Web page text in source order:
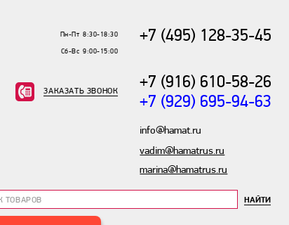
+7 (495) 128-35-45
+7 (916) 610-58-26
+7 (929) 695-94-63
info@hamat.ru
vadim@hamatrus.ru
marina@hamatrus.ru
Пн-Пт 8:30-18:30
Сб-Вс 9:00-15:00
ЗАКАЗАТЬ ЗВОНОК
НАЙТИ